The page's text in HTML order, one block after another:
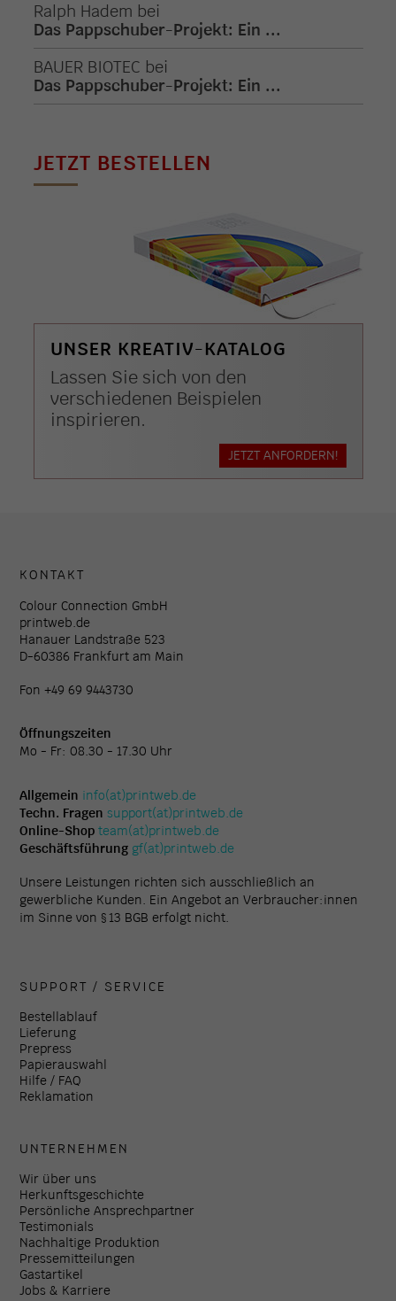
Ralph Hadem bei
Das Pappschuber-Projekt: Ein ...
BAUER BIOTEC bei
Das Pappschuber-Projekt: Ein ...
JETZT BESTELLEN
UNSER KREATIV-KATALOG
Lassen Sie sich von den
verschiedenen Beispielen
inspirieren.
JETZT ANFORDERN!
KONTAKT
Colour Connection GmbH
printweb.de
Hanauer Landstraße 523
D-60386 Frankfurt am Main
Fon +49 69 9443730
Öffnungszeiten
Mo - Fr: 08.30 - 17.30 Uhr
Allgemein info(at)printweb.de
Techn. Fragen support(at)printweb.de
Online-Shop team(at)printweb.de
Geschäftsführung gf(at)printweb.de
Unsere Leistungen richten sich ausschließlich an
gewerbliche Kunden. Ein Angebot an Verbraucher:innen
im Sinne von § 13 BGB erfolgt nicht.
SUPPORT / SERVICE
Bestellablauf
Lieferung
Prepress
Papierauswahl
Hilfe / FAQ
Reklamation
UNTERNEHMEN
Wir über uns
Herkunftsgeschichte
Persönliche Ansprechpartner
Testimonials
Nachhaltige Produktion
Pressemitteilungen
Gastartikel
Jobs & Karriere